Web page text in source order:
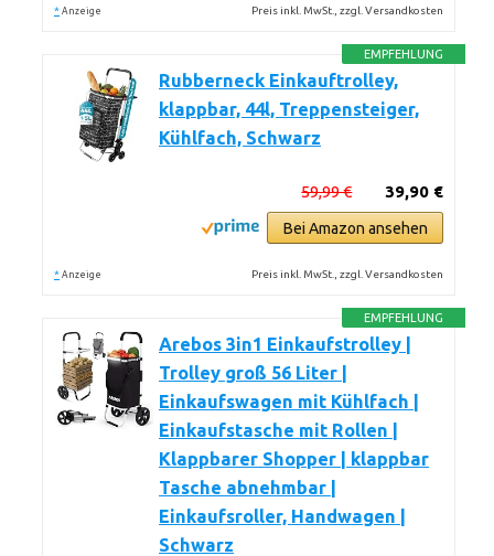
* Anzeige Preis inkl. MwSt., zzgl. Versandkosten
EMPFEHLUNG
Rubberneck Einkauftrolley,
klappbar, 44l, Treppensteiger,
Kühlfach, Schwarz
39,90 €
59,99 €
Bei Amazon ansehen
* Anzeige Preis inkl. MwSt., zzgl. Versandkosten
EMPFEHLUNG
Arebos 3in1 Einkaufstrolley |
Trolley groß 56 Liter |
Einkaufswagen mit Kühlfach |
Einkaufstasche mit Rollen |
Klappbarer Shopper | klappbar
Tasche abnehmbar |
Einkaufsroller, Handwagen |
Schwarz